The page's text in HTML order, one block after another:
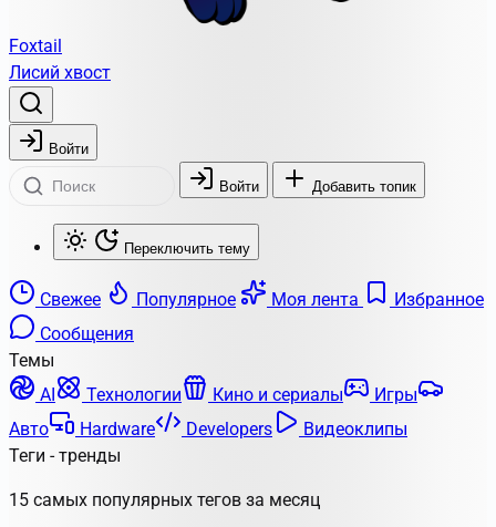
Foxtail
Лисий хвост
Войти
Войти Добавить топик
Переключить тему
Свежее Популярное Моя лента
Избранное
Сообщения
Темы
AI
Технологии Кино и сериалы
Игры
Авто
Hardware Developers
Видеоклипы
Теги - тренды
15 самых популярных тегов за месяц